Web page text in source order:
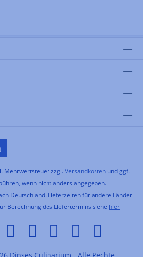
Mehrwertsteuer zzgl. Versandkostenund ggf.
wenn nicht anders angegeben.
Deutschland. Lieferzeiten für andere Länder
Berechnung des Liefertermins siehe hier
Dinses Culinarium - Alle Rechte